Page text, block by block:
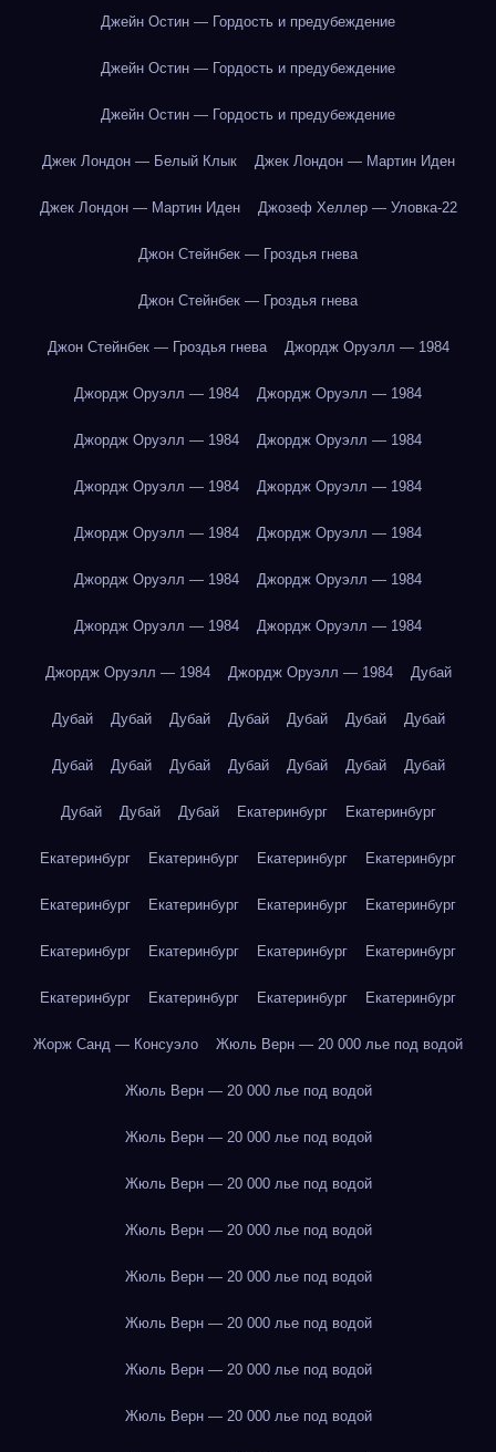
Джейн Остин — Гордость и предубеждение
Джейн Остин — Гордость и предубеждение
Джейн Остин — Гордость и предубеждение
Джек Лондон — Белый Клык Джек Лондон — Мартин Иден
Джек Лондон — Мартин Иден Джозеф Хеллер — Уловка-22
Джон Стейнбек — Гроздья гнева
Джон Стейнбек — Гроздья гнева
Джон Стейнбек — Гроздья гнева Джордж Оруэлл — 1984
Джордж Оруэлл — 1984 Джордж Оруэлл — 1984
Джордж Оруэлл — 1984 Джордж Оруэлл — 1984
Джордж Оруэлл — 1984 Джордж Оруэлл — 1984
Джордж Оруэлл — 1984 Джордж Оруэлл — 1984
Джордж Оруэлл — 1984 Джордж Оруэлл — 1984
Джордж Оруэлл — 1984 Джордж Оруэлл — 1984
Джордж Оруэлл — 1984 Джордж Оруэлл — 1984 Дубай
Дубай Дубай Дубай Дубай Дубай Дубай Дубай
Дубай Дубай Дубай Дубай Дубай Дубай Дубай
Дубай Дубай Дубай Екатеринбург Екатеринбург
Екатеринбург Екатеринбург Екатеринбург Екатеринбург
Екатеринбург Екатеринбург Екатеринбург Екатеринбург
Екатеринбург Екатеринбург Екатеринбург Екатеринбург
Екатеринбург Екатеринбург Екатеринбург Екатеринбург
Жорж Санд — Консуэло Жюль Верн — 20 000 лье под водой
Жюль Верн — 20 000 лье под водой
Жюль Верн — 20 000 лье под водой
Жюль Верн — 20 000 лье под водой
Жюль Верн — 20 000 лье под водой
Жюль Верн — 20 000 лье под водой
Жюль Верн — 20 000 лье под водой
Жюль Верн — 20 000 лье под водой
Жюль Верн — 20 000 лье под водой